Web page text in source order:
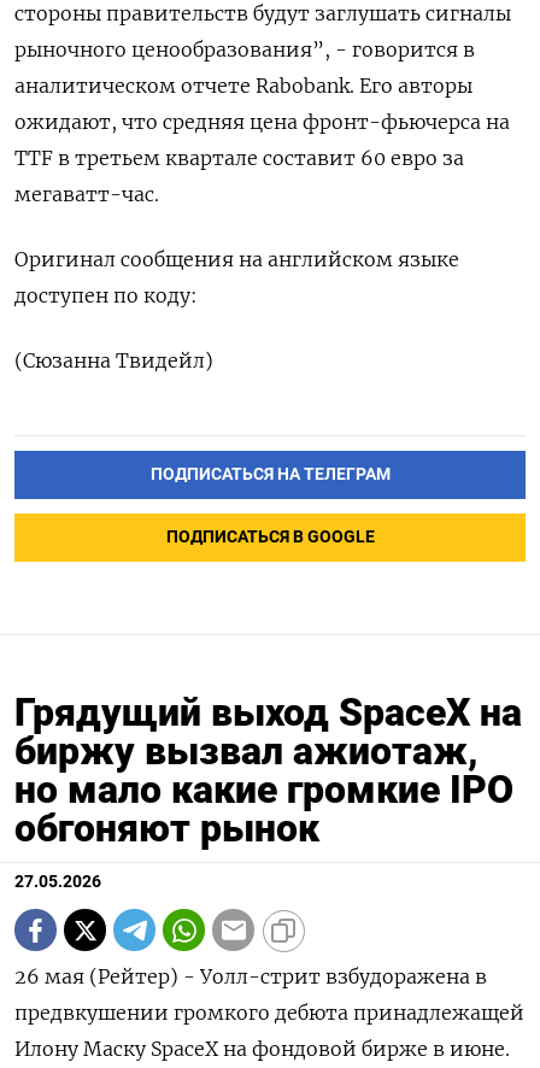
стороны правительств будут заглушать сигналы
‌рыночного ценообразования”, - говорится в
аналитическом отчете Rabobank. Его авторы
‌ожидают, что средняя цена фронт-фьючерса на
TTF в третьем квартале ​составит 60 евро за
мегаватт-час.
Оригинал сообщения на английском ‌языке
доступен по коду:
(Сюзанна Твидейл)
ПОДПИСАТЬСЯ НА ТЕЛЕГРАМ
ПОДПИСАТЬСЯ В GOOGLE
Грядущий выход SpaceX на
биржу вызвал ажиотаж,
но мало какие громкие IPO
обгоняют рынок
27.05.2026
26 мая (Рейтер) - Уолл-стрит взбудоражена в
предвкушении громкого дебюта принадлежащей
Илону Маску SpaceX на фондовой бирже в июне.